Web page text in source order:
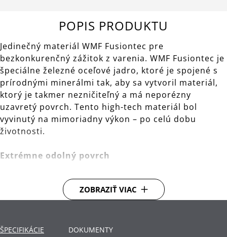
POPIS PRODUKTU
Jedinečný materiál WMF Fusiontec pre
bezkonkurenčný zážitok z varenia. WMF Fusiontec je
špeciálne železné oceľové jadro, ktoré je spojené s
prírodnými minerálmi tak, aby sa vytvoril materiál,
ktorý je takmer nezničiteľný a má neporézny
uzavretý povrch. Tento high-tech materiál bol
vyvinutý na mimoriadny výkon – po celú dobu
životnosti.
Extrémne odolný povrch
Riad WMF Fusiontec vyzerá dlho ako nový. Super
hladký povrch je obzvlášť tvrdý a odolný proti
ZOBRAZIŤ VIAC
ŠPECIFIKÁCIE DOKUMENTY